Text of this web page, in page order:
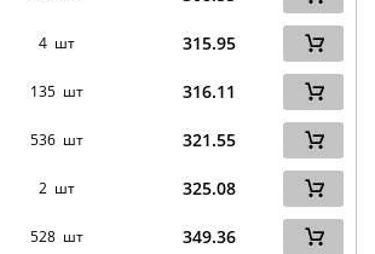
4 шт 315.95
135 шт 316.11
536 шт 321.55
2 шт 325.08
528 шт 349.36